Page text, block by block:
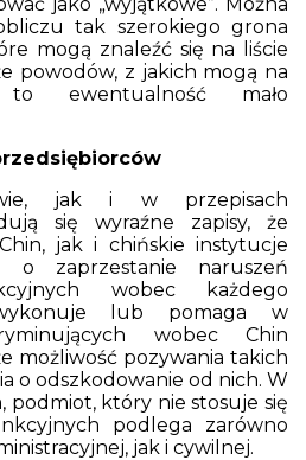
tak szerokiego grona
mogą znaleźć się na liście
powodów, z jakich mogą na
ewentualność mało
jak i w przepisach
się wyraźne zapisy, że
jak i chińskie instytucje
o zaprzestanie naruszeń
wobec każdego
lub pomaga w
wobec Chin
możliwość pozywania takich
o odszkodowanie od nich. W
podmiot, który nie stosuje się
podlega zarówno
jak i cywilnej.